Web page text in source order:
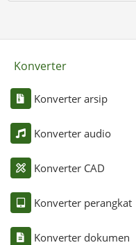
Konverter
Konverter arsip
Konverter audio
Konverter CAD
Konverter perangkat
Konverter dokumen